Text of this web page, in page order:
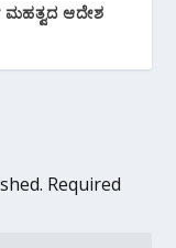
‌ಮಹತ್ವದ ಆದೇಶ
Required